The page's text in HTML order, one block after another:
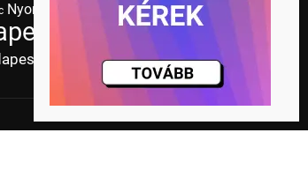
Nyomda Zalaegerszeg Nyomda
Tudásbázis